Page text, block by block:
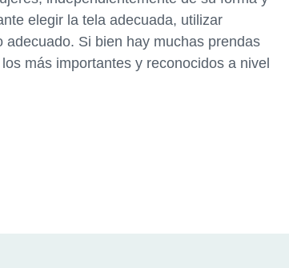
elegir la tela adecuada, utilizar
Si bien hay muchas prendas
más importantes y reconocidos a nivel